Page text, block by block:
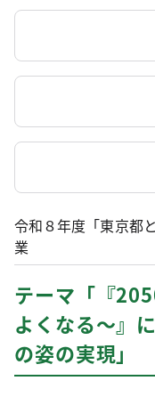
令和８年度「東京都
業
テーマ「『
よくなる～』
の姿の実現」